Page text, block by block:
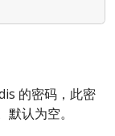
的密码，此密
认为空。